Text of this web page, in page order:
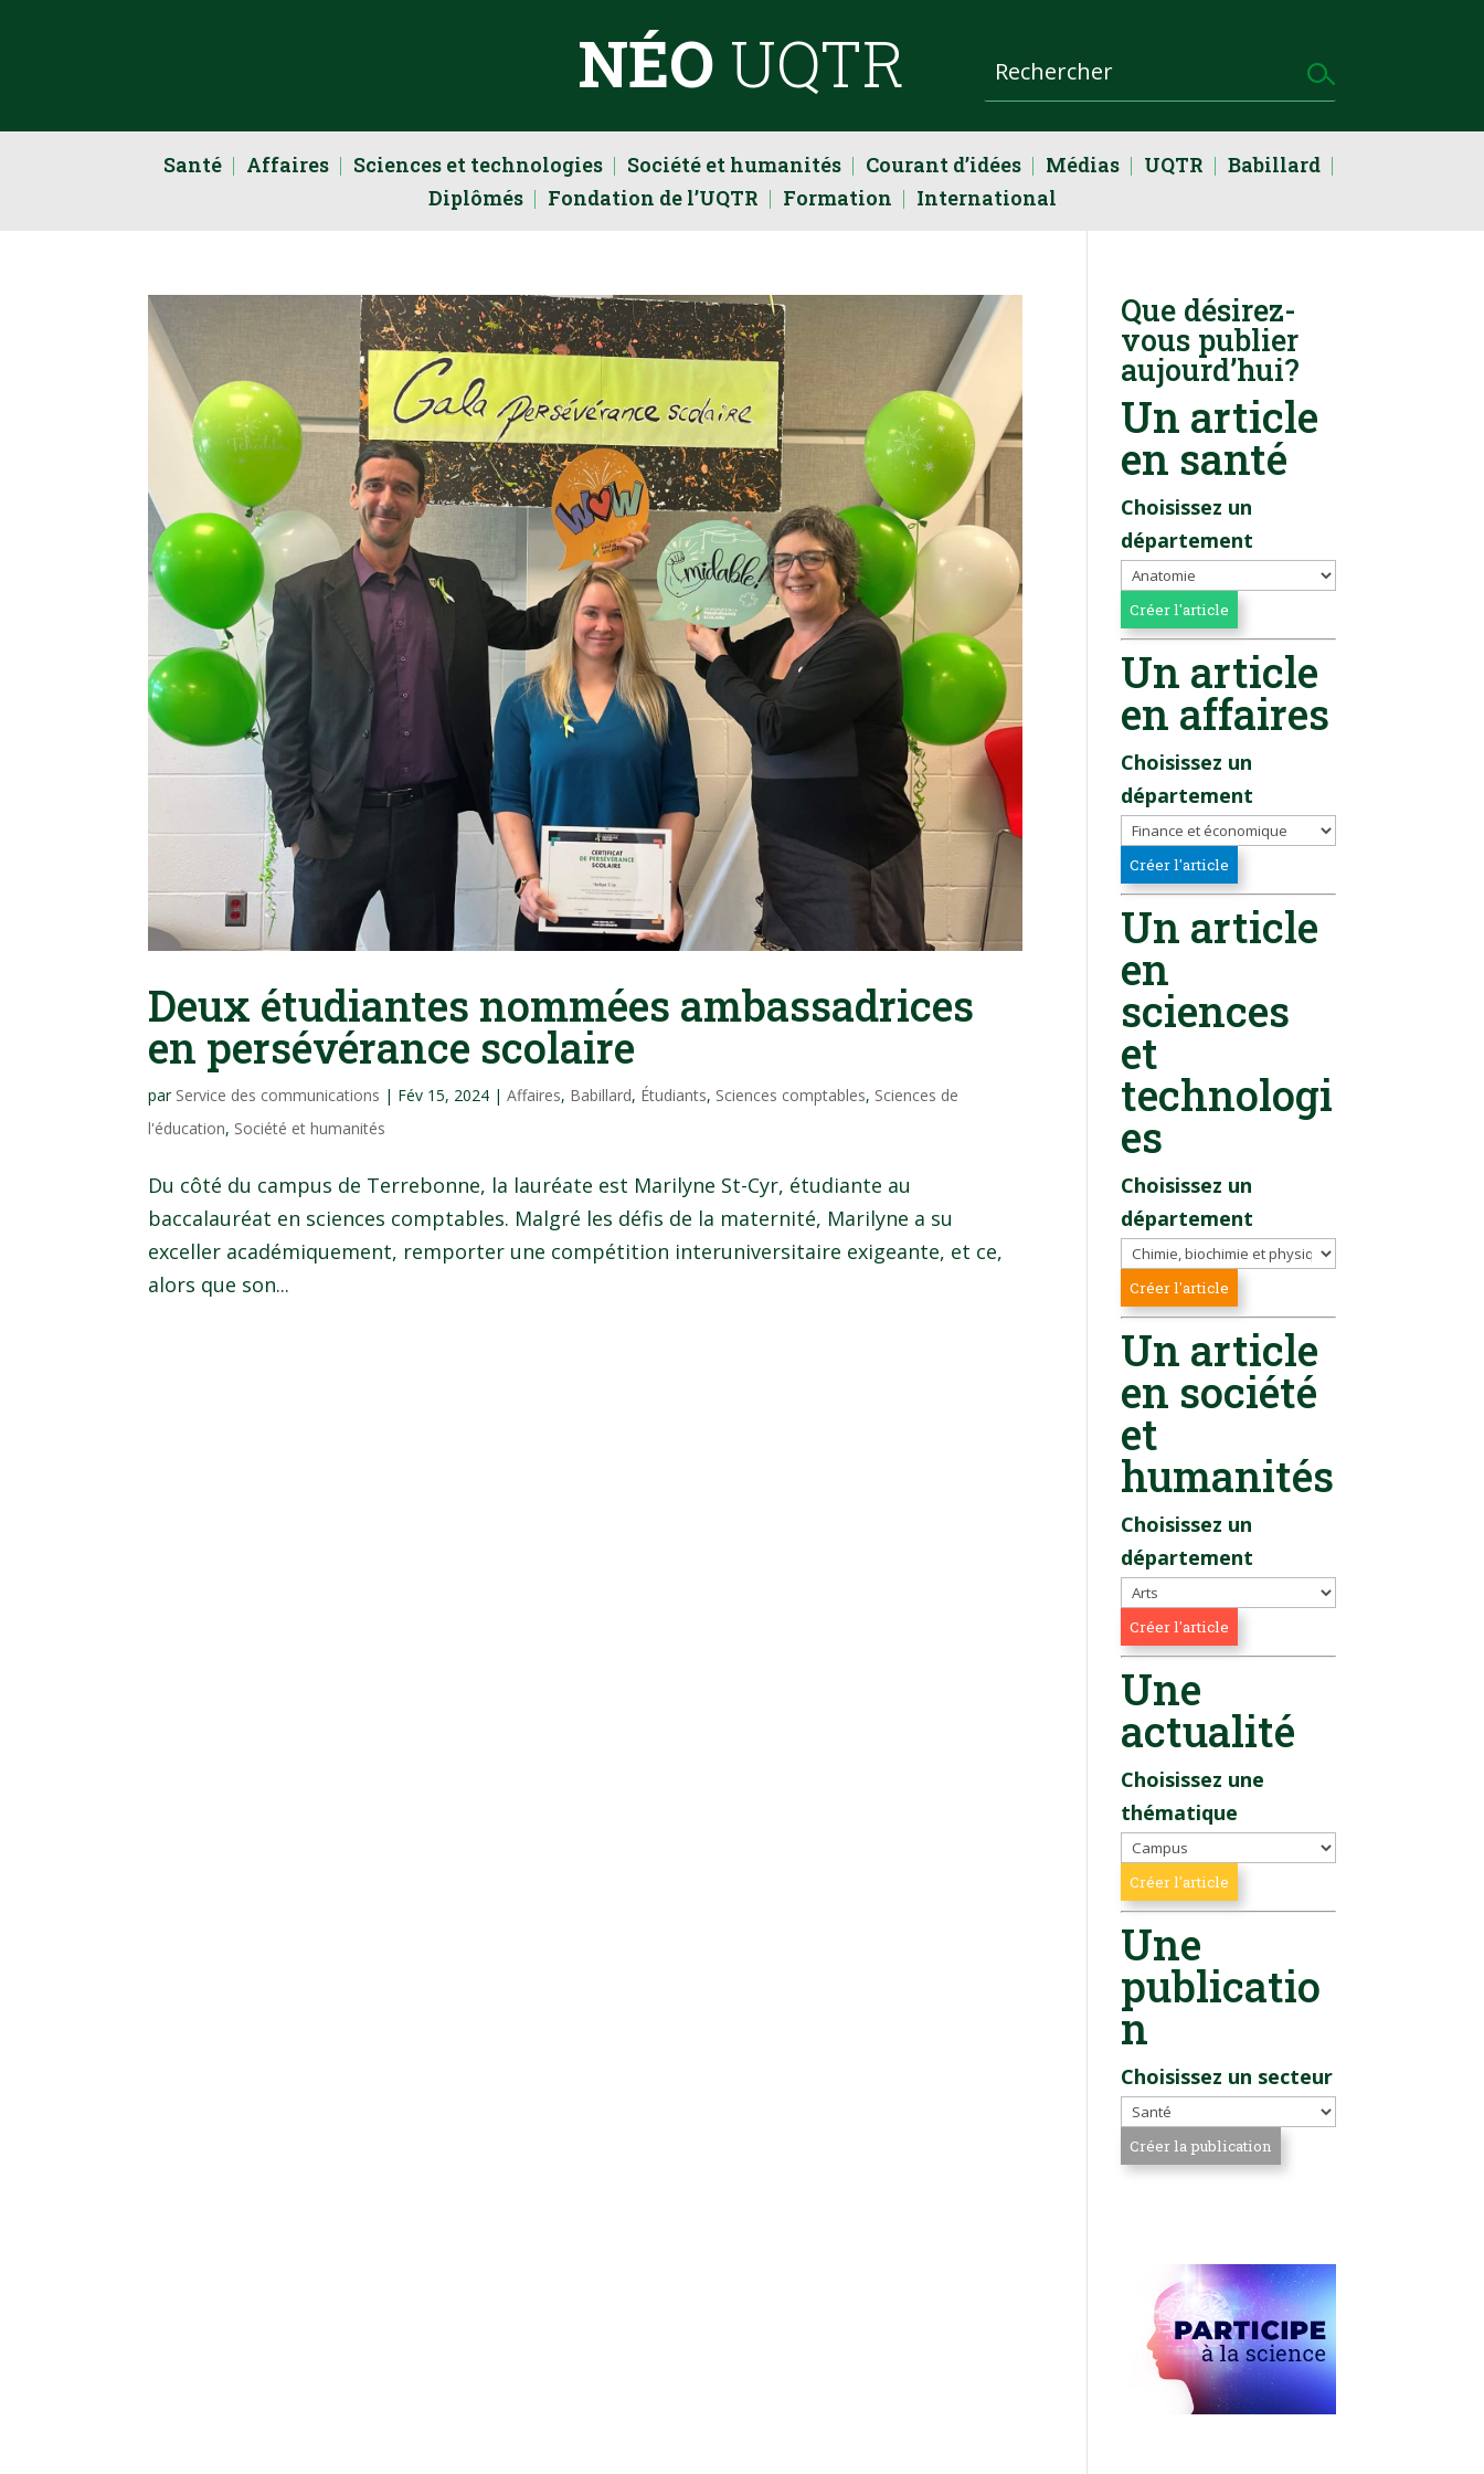
NÉO UQTR
Santé Affaires Sciences et technologies Société et humanités Courant d’idées Médias UQTR
Babillard
Diplômés
Fondation de l’UQTR Formation International
Deux étudiantes nommées ambassadrices
en persévérance scolaire
par Service des communications | Fév 15, 2024 |Affaires, Babillard, Étudiants, Sciences comptables, Sciences de
l'éducation, Société et humanités
Du côté du campus de Terrebonne, la lauréate est Marilyne St-Cyr, étudiante au
baccalauréat en sciences comptables. Malgré les défis de la maternité, Marilyne a su
exceller académiquement, remporter une compétition interuniversitaire exigeante, et ce,
alors que son...
Que désirez-
vous publier
aujourd’hui?
Un article
en santé
Choisissez un
département
Un article
en affaires
Choisissez un
département
Un article
en
sciences
et
technologi
es
Choisissez un
département
Un article
en société
et
humanités
Choisissez un
département
Une
actualité
Choisissez une
thématique
Une
publicatio
n
Choisissez un secteur